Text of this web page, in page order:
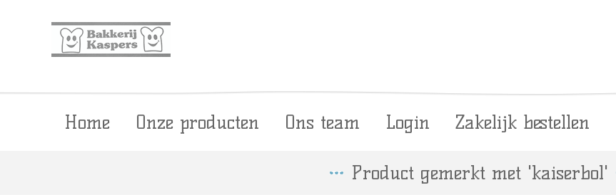
Home Onze producten Ons team Login Zakelijk bestellen
Product gemerkt met 'kaiserbol'